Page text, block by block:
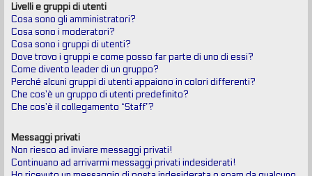
Livelli e gruppi di utenti
Cosa sono gli amministratori?
Cosa sono i moderatori?
Cosa sono i gruppi di utenti?
Dove trovo i gruppi e come posso far parte di uno di essi?
Come divento leader di un gruppo?
Perché alcuni gruppi di utenti appaiono in colori differenti?
Che cos’è un gruppo di utenti predefinito?
Che cos’è il collegamento “Staff”?
Messaggi privati
Non riesco ad inviare messaggi privati!
Continuano ad arrivarmi messaggi privati indesiderati!